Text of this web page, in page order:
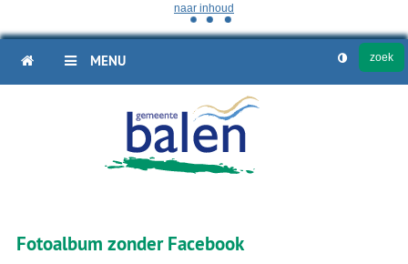
naar inhoud
HOME MENU
Fotoalbum zonder Facebook